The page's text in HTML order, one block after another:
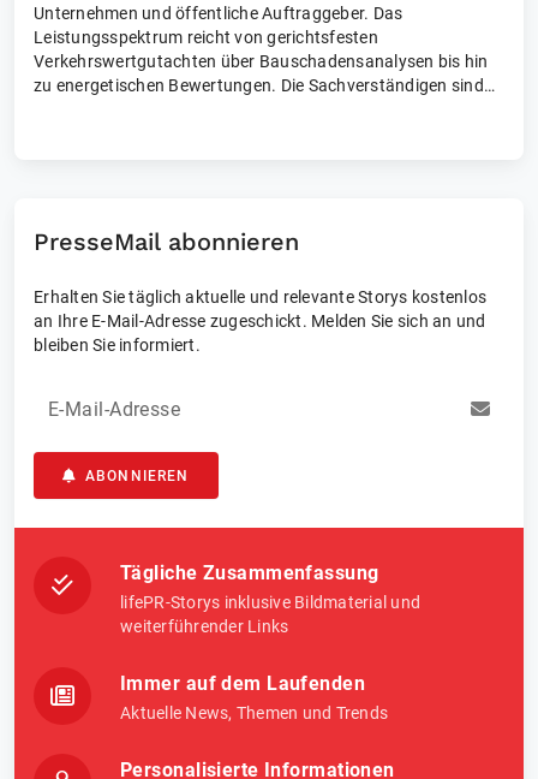
Unternehmen und öffentliche Auftraggeber. Das
Leistungsspektrum reicht von gerichtsfesten
Verkehrswertgutachten über Bauschadensanalysen bis hin
zu energetischen Bewertungen. Die Sachverständigen sind
Immobilienbewertung.
immobilienbewertung.de/...
Heid Immobilienbewertung Braunschweig
PresseMail abonnieren
Erhalten Sie täglich aktuelle und relevante Storys kostenlos
an Ihre E-Mail-Adresse zugeschickt. Melden Sie sich an und
bleiben Sie informiert.
E-Mail-Adresse
ABONNIEREN
Tägliche Zusammenfassung
lifePR-Storys inklusive Bildmaterial und
weiterführender Links
Immer auf dem Laufenden
Aktuelle News, Themen und Trends
Personalisierte Informationen